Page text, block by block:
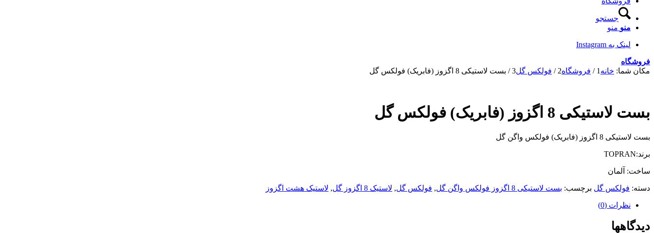
جستجو
منو منو
لینک به Instagram
فروشگاه
مکان شما: خانه 1
/ فروشگاه2
/ فولکس گل3
/ بست لاستیکی 8 اگزوز (فابریک) فولکس گل
بست لاستیکی 8 اگزوز (فابریک) فولکس گل
بست لاستیکی 8 اگزوز (فابریک) فولکس واگن گل
برند:TOPRAN
ساخت: آلمان
دسته: فولکس گل برچسب: بست لاستیکی 8 اگزوز فولکس واگن گل , فولکس گل, لاستیک 8 اگزوز گل , لاستیک هشت اگزوز
نظرات (0)
دیدگاهها